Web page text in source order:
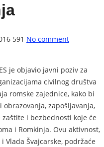
591 No comment
je objavio javni poziv za
civilnog društva
romske zajednice, kako bi
zapošljavanja,
i bezbednosti koje će
i Romkinja. Ovu aktivnost,
Vlada Švajcarske, podržaće